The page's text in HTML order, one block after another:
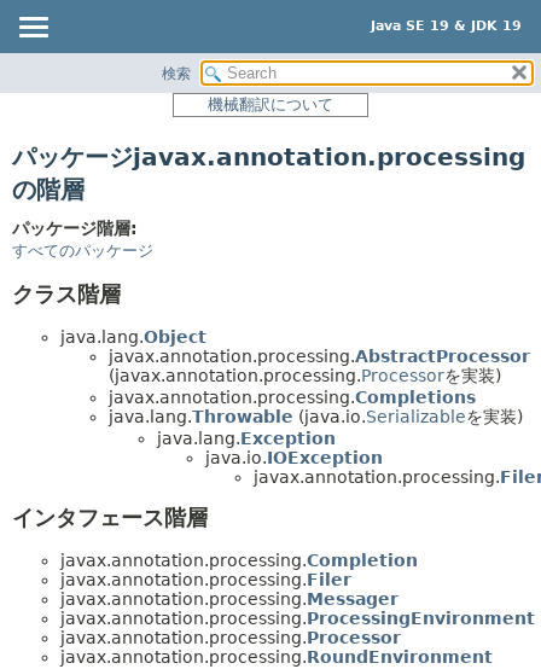
Java SE 19 & JDK 19
パッケージ
クラス
使用
階層ツリー
プレビュー
新規
検索
機械翻訳について
パッケージjavax.annotation.processing
の階層
パッケージ階層:
すべてのパッケージ
クラス階層
java.lang.Object
javax.annotation.processing.AbstractProcessor
(javax.annotation.processing.Processorを実装)
javax.annotation.processing.Completions
java.lang.Throwable (java.io.Serializableを実装)
java.lang.Exception
java.io.IOException
javax.annotation.processing.
インタフェース階層
javax.annotation.processing.Completion
javax.annotation.processing.Filer
javax.annotation.processing.Messager
javax.annotation.processing.ProcessingEnvironment
javax.annotation.processing.Processor
javax.annotation.processing.RoundEnvironment